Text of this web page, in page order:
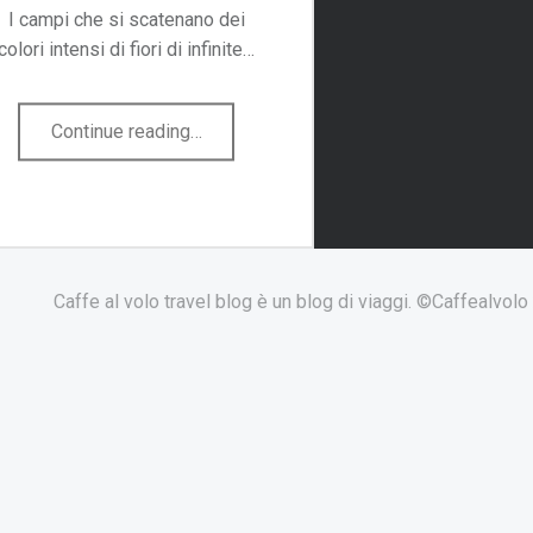
I campi che si scatenano dei
intensi di fiori di infinite…
Continue reading"Primavera
in
mulini
tulipani"
…
Caffe al volo travel blog è un blog di viaggi. ©Caffealvolo